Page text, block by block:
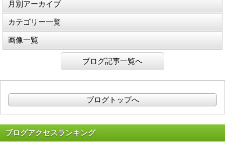
月別アーカイブ
カテゴリー一覧
画像一覧
ブログ記事一覧へ
ブログトップへ
ブログアクセスランキング